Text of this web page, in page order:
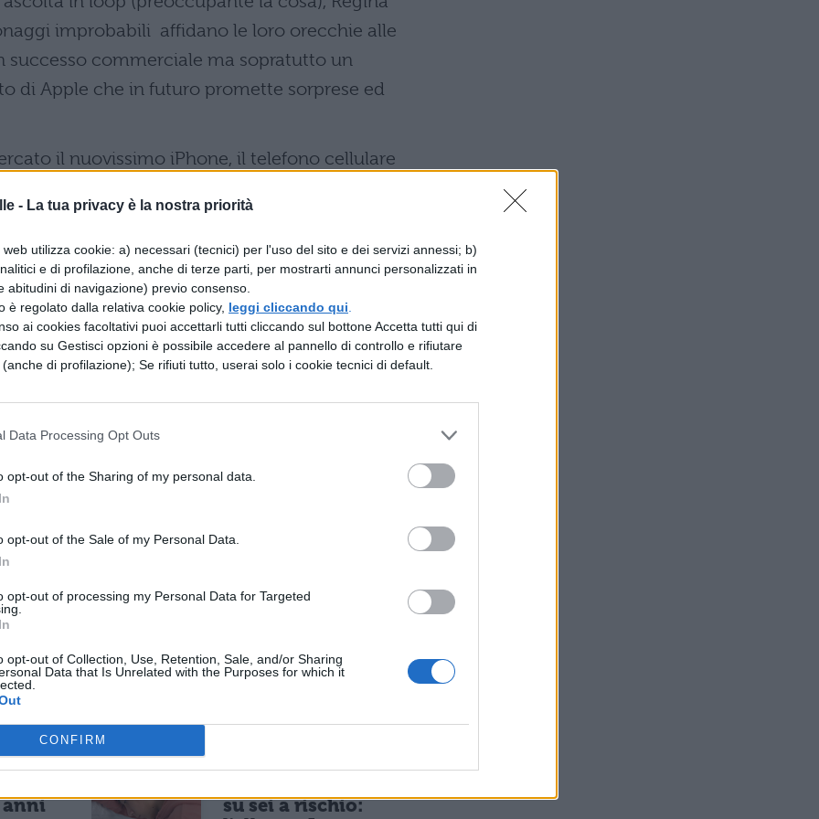
- La tua privacy è la nostra priorità
utilizza cookie: a) necessari (tecnici) per l'uso del sito e dei servizi annessi; b)
e di profilazione, anche di terze parti, per mostrarti annunci personalizzati in
abitudini di navigazione) previo consenso.
è regolato dalla relativa cookie policy, leggi cliccando qui
ai cookies facoltativi puoi accettarli tutti cliccando sul bottone Accetta tutti qui di
su Gestisci opzioni è possibile accedere al pannello di controllo e rifiutare
di profilazione); Se rifiuti tutto, userai solo i cookie tecnici di default.
Data Processing Opt Outs
opt-out of the Sharing of my personal data.
opt-out of the Sale of my Personal Data.
opt-out of processing my Personal Data for Targeted
opt-out of Collection, Use, Retention, Sale, and/or Sharing
Data that Is Unrelated with the Purposes for which it
CONFIRM
improbabili affidano le loro orecchie alle
successo commerciale ma sopratutto un
di Apple che in futuro promette sorprese ed
il nuovissimo iPhone, il telefono cellulare
da iPod e di navigare su internet, grazie al
le mie scarpe da corsa e il mio iPod,” ha
volte campione del Tour de France. “Ascolto
la mia musica è davvero motivante.”
del personal computer negli anni ‘70, con
più tardi, con l’introduzione del
a guidare il settore grazie alla sua capacità
e portatili, il sistema operativo OS X, gli
Apple sta inoltre guidando la rivoluzione della
musicali iPod e con il negozio di musica
musica online iTunes, iPod ha trasformato il
di musica acquistano, gestiscono e
anni
su sei a rischio: